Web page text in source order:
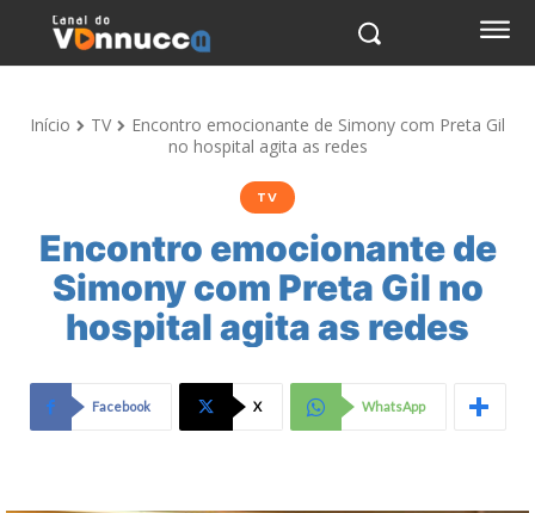
Início TV
Encontro emocionante de Simony com Preta Gil
no hospital agita as redes
TV
Encontro emocionante de
Simony com Preta Gil no
hospital agita as redes
Facebook X WhatsApp